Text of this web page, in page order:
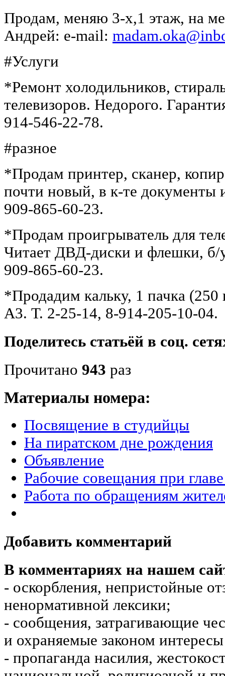
Продам, меняю 3-х,1 этаж, на
Андрей: e-mail:
#Услуги
*Ремонт холодильников,
телевизоров. Недорого.
914-546-22-78.
#разное
*Продам принтер, сканер,
почти новый, в к-те документы
909-865-60-23.
*Продам проигрыватель для
Читает ДВД-диски и флешки, б/
909-865-60-23.
*Продадим кальку, 1 пачка
А3. Т. 2-25-14, 8-914-205-10-04.
Поделитесь статьёй в соц.
Прочитано 943 раз
Материалы номера:
Посвящение в студийцы
На пиратском дне рождения
Объявление
Рабочие совещания при
Работа по обращениям
Добавить комментарий
В комментариях на нашем
- оскорбления, непристойные
ненормативной лексики;
- сообщения, затрагивающие
и охраняемые законом
- пропаганда насилия,